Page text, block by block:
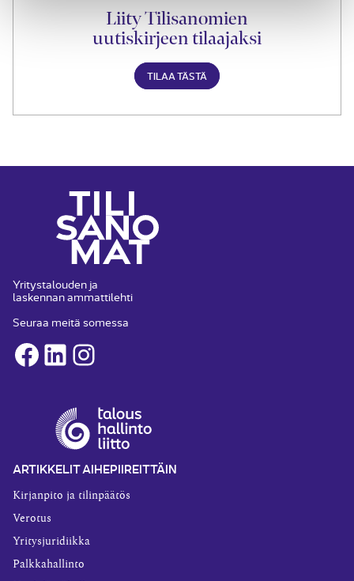
Liity Tilisanomien
uutiskirjeen tilaajaksi
TILAA TÄSTÄ
Yritystalouden ja
laskennan ammattilehti
Seuraa meitä somessa
Facebook
LinkedInInstagram
ARTIKKELIT AIHEPIIREITTÄIN
Kirjanpito ja tilinpäätös
Verotus
Yritysjuridiikka
Palkkahallinto